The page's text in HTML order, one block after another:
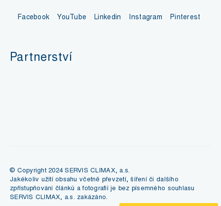
Facebook YouTube Linkedin Instagram Pinterest
Partnerství
© Copyright 2024 SERVIS CLIMAX, a.s.
Jakékoliv užití obsahu včetně převzetí, šíření či dalšího
zpřístupňování článků a fotografií je bez písemného souhlasu
SERVIS CLIMAX, a.s. zakázáno.